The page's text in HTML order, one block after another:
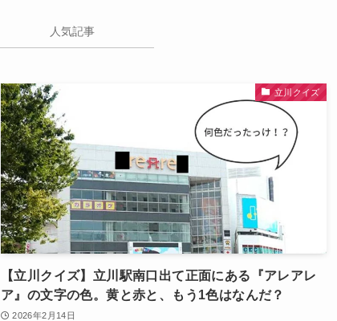
人気記事
立川クイズ
【立川クイズ】立川駅南口出て正面にある『アレアレ
ア』の文字の色。黄と赤と、もう1色はなんだ？
2026年2月14日